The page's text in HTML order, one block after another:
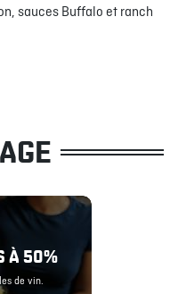
sauces Buffalo et ranch
À 50%
de vin.